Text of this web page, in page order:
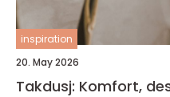
inspiration
20. May 2026
Takdusj: Komfort,